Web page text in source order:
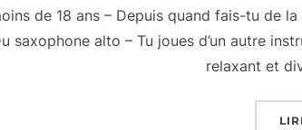
de 18 ans – Depuis quand fais-tu de
saxophone alto – Tu joues d’un autre
relaxant et